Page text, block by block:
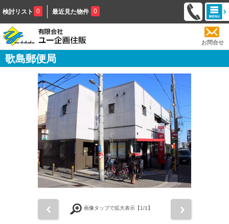
検討リスト 0 最近見た物件 0
お問合せ
歌島郵便局
画像タップで拡大表示【1/1】